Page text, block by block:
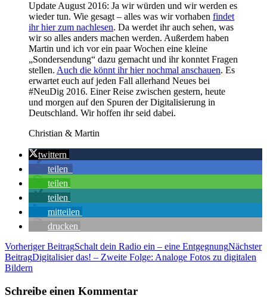
Update August 2016: Ja wir würden und wir werden es
wieder tun. Wie gesagt – alles was wir vorhaben findet
ihr hier zum nachlesen. Da werdet ihr auch sehen, was
wir so alles anders machen werden. Außerdem haben
Martin und ich vor ein paar Wochen eine kleine
„Sondersendung“ dazu gemacht und ihr konntet Fragen
stellen. Auch die könnt ihr hier nochmal anschauen. Es
erwartet euch auf jeden Fall allerhand Neues bei
#NeuDig 2016. Einer Reise zwischen gestern, heute
und morgen auf den Spuren der Digitalisierung in
Deutschland. Wir hoffen ihr seid dabei.
Christian & Martin
twittern
teilen
teilen
teilen
mitteilen
drucken
Beitragsnavigation
Vorheriger BeitragSchalt dein Radio ein – eine EntgegnungNächster
BeitragDigitalisier das! – Zweite Folge: Analoge Fotos zu digitalen
Bildern
Schreibe einen Kommentar